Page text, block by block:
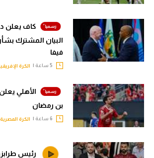
كاف يعلن
البيان المشترك
فيفا
الكرة
الأهلي
بن رمضان
الكرة المصرية
رئيس